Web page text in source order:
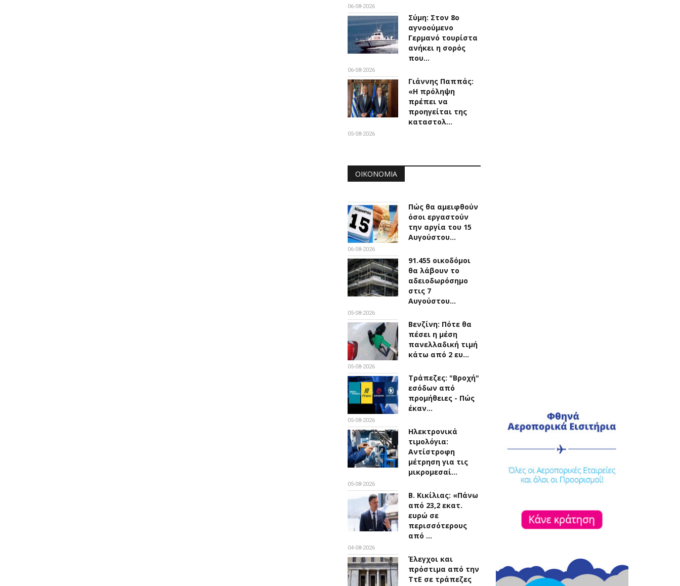
06-08-2026
Σύμη: Στον 8ο
αγνοούμενο
Γερμανό τουρίστα
ανήκει η σορός
που…
06-08-2026
Γιάννης Παππάς:
«Η πρόληψη
πρέπει να
προηγείται της
καταστολ…
05-08-2026
ΟΙΚΟΝΟΜΊΑ
Πώς θα αμειφθούν
όσοι εργαστούν
την αργία του 15
Αυγούστου…
06-08-2026
91.455 οικοδόμοι
θα λάβουν το
αδειοδωρόσημο
στις 7
Αυγούστου…
05-08-2026
Βενζίνη: Πότε θα
πέσει η μέση
πανελλαδική τιμή
κάτω από 2 ευ…
05-08-2026
Τράπεζες: "Βροχή"
εσόδων από
προμήθειες - Πώς
έκαν…
05-08-2026
Ηλεκτρονικά
τιμολόγια:
Αντίστροφη
μέτρηση για τις
μικρομεσαί…
05-08-2026
Β. Κικίλιας: «Πάνω
από 23,2 εκατ.
ευρώ σε
περισσότερους
από …
04-08-2026
Έλεγχοι και
πρόστιμα από την
ΤτΕ σε τράπεζες